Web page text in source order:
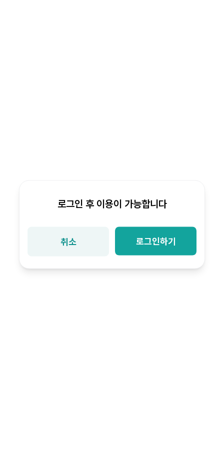
로그인 후 이용이 가능합니다
취소 로그인하기